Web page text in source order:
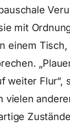
mit
einem
weiter Flur“,
vielen